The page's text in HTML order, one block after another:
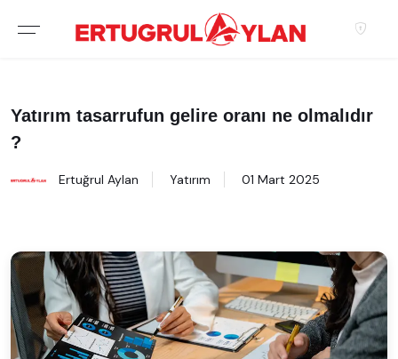
Yatırım tasarrufun gelire oranı ne olmalıdır
?
Ertuğrul Aylan Yatırım 01 Mart 2025
Hakkımızda
EMLAK SITELERIMIZ
EMLAK OFISLERIMIZ